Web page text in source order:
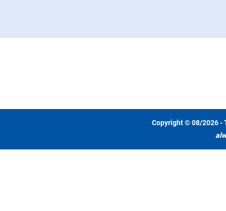
Copyright © 08/2026 -